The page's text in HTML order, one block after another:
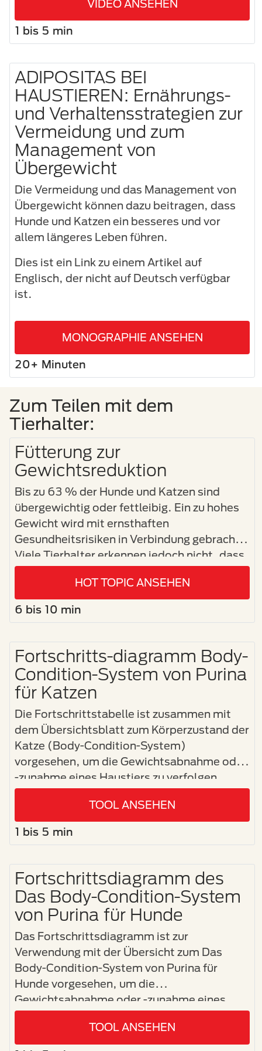
VIDEO ANSEHEN
1 bis 5 min
ADIPOSITAS BEI
HAUSTIEREN: Ernährungs-
und Verhaltensstrategien zur
Vermeidung und zum
Management von
Übergewicht
Die Vermeidung und das Management von
Übergewicht können dazu beitragen, dass
Hunde und Katzen ein besseres und vor
allem längeres Leben führen.
Dies ist ein Link zu einem Artikel auf
Englisch, der nicht auf Deutsch verfügbar
ist.
MONOGRAPHIE ANSEHEN
20+ Minuten
Zum Teilen mit dem
Tierhalter:
Fütterung zur
Gewichtsreduktion
Bis zu 63 % der Hunde und Katzen sind
übergewichtig oder fettleibig. Ein zu hohes
Gewicht wird mit ernsthaften
Gesundheitsrisiken in Verbindung gebracht.
Viele Tierhalter erkennen jedoch nicht, dass
ihre Katze oder ihr Hund übergewichtig ist
oder wissen nicht, wie die Ernährung dabei
helfen kann, ein gesundes Gewicht – und ein
HOT TOPIC ANSEHEN
6 bis 10 min
Fortschritts-diagramm Body-
Condition-System von Purina
für Katzen
Die Fortschrittstabelle ist zusammen mit
dem Übersichtsblatt zum Körperzustand der
Katze (Body-Condition-System)
vorgesehen, um die Gewichtsabnahme oder
-zunahme eines Haustiers zu verfolgen.
TOOL ANSEHEN
1 bis 5 min
Fortschrittsdiagramm des
Das Body-Condition-System
von Purina für Hunde
Das Fortschrittsdiagramm ist zur
Verwendung mit der Übersicht zum Das
Body-Condition-System von Purina für
Hunde vorgesehen, um die
Gewichtsabnahme oder -zunahme eines
Haustiers zu verfolgen.
TOOL ANSEHEN